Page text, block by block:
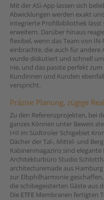
Mit der ASi-App lassen sich
Abwicklungen werden exakt
integrierte Profilbibliothek lässt
erweitern. Darüber hinaus
flexibel, wenn das Team von
einbrachte, die auch für andere
wurde diskutiert und schnell
nie, und das passte perfekt
Kundinnen und Kunden
verspricht.
Präzise Planung, zügige
Zu den Referenzprojekten, bei
ganzes Können unter Beweis
I+II im Südtiroler Schigebiet
Dächer der Tal-, Mittel- und
Kabinenmagazins sind
Architekturbüro Studio
architecturemade aus
zur Elbphilharmonie
die schibegeisterten Gäste aus
Die ETFE Membranen fertigten